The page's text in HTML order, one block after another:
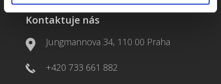
Kontaktuje nás
Jungmannova 34, 110 00 Praha
+420 733 661 882